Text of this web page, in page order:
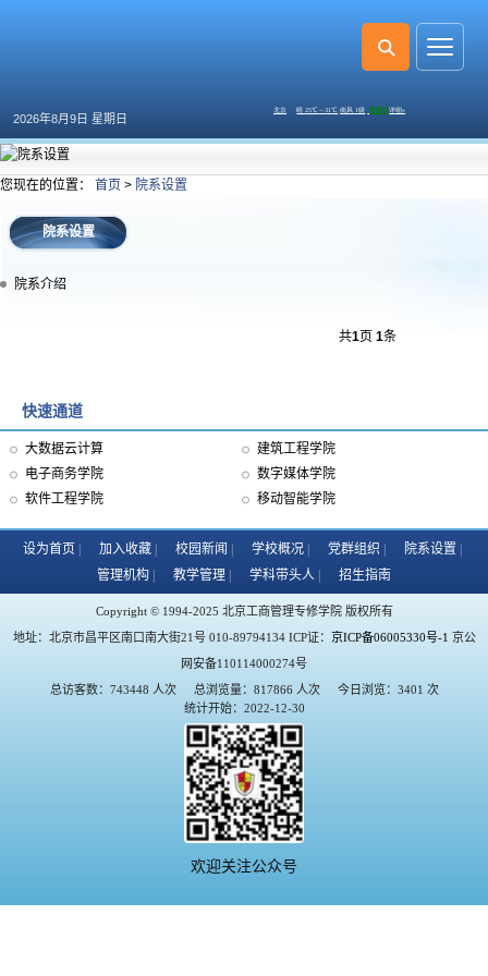
2026年8月9日 星期日
快速通道
大数据云计算
建筑工程学院
电子商务学院
数字媒体学院
软件工程学院
移动智能学院
您现在的位置： 首页 > 院系设置
院系设置
院系介绍
共1页 1条
设为首页 加入收藏 校园新闻 学校概况 党群组织
院系设置
管理机构
教学管理 学科带头人 招生指南
Copyright © 1994-2025 北京工商管理专修学院 版权所有
地址：北京市昌平区南口南大街21号 010-89794134 ICP证： 京ICP备06005330号-1 京公
网安备110114000274号
总访客数：743448 人次
总浏览量：817866 人次
今日浏览：3401 次
统计开始：2022-12-30
欢迎关注公众号